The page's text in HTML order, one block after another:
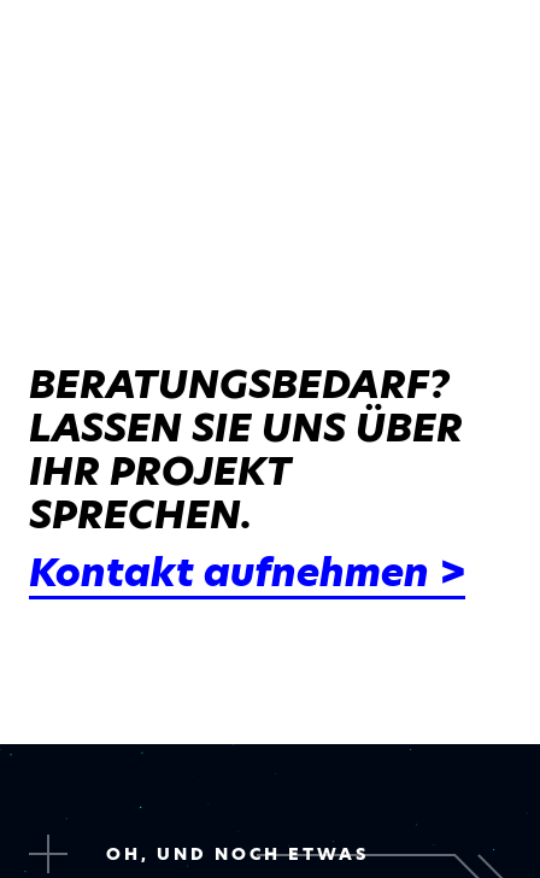
BERATUNGSBEDARF?
LASSEN SIE UNS ÜBER
IHR PROJEKT
SPRECHEN.
Kontakt aufnehmen >
OH, UND NOCH ETWAS